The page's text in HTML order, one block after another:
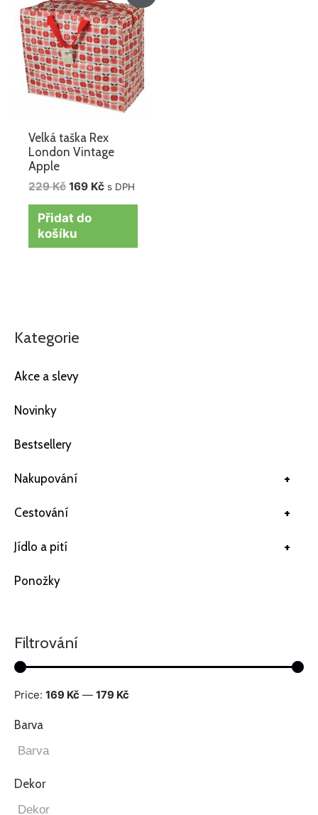
Kategorie
Akce a slevy
Novinky
Bestsellery
+
Nakupování
+
Cestování
+
Jídlo a pití
Ponožky
Filtrování
Price: 169 Kč — 179 Kč
Barva
Dekor
Velká taška Rex
London Vintage
Apple
229Kč
cena
byla:
229 Kč.
169 Kč
cena
je:
169 Kč.
s DPH
Přidat do
košíku